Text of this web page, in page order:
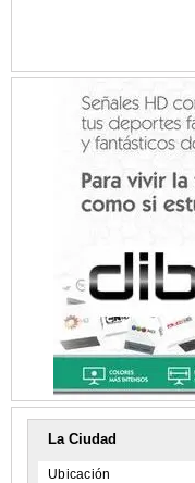
La Ciudad
Ubicación